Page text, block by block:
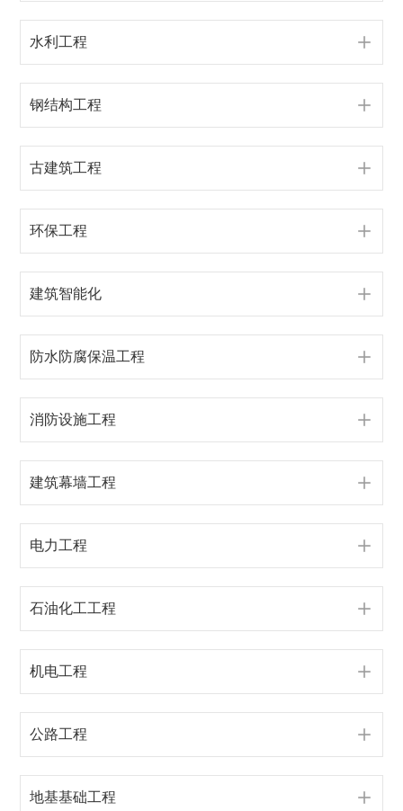
水利工程
钢结构工程
古建筑工程
环保工程
建筑智能化
防水防腐保温工程
消防设施工程
建筑幕墙工程
电力工程
石油化工工程
机电工程
公路工程
地基基础工程